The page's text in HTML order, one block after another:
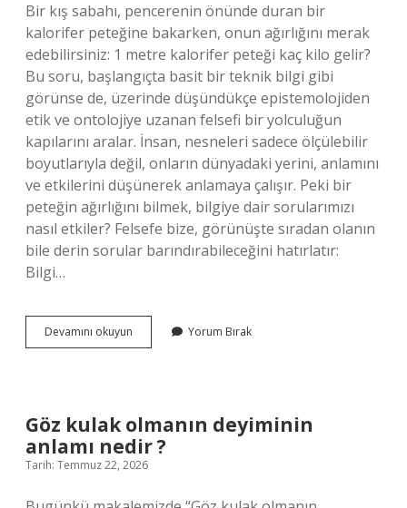
Bir kış sabahı, pencerenin önünde duran bir
kalorifer peteğine bakarken, onun ağırlığını merak
edebilirsiniz: 1 metre kalorifer peteği kaç kilo gelir?
Bu soru, başlangıçta basit bir teknik bilgi gibi
görünse de, üzerinde düşündükçe epistemolojiden
etik ve ontolojiye uzanan felsefi bir yolculuğun
kapılarını aralar. İnsan, nesneleri sadece ölçülebilir
boyutlarıyla değil, onların dünyadaki yerini, anlamını
ve etkilerini düşünerek anlamaya çalışır. Peki bir
peteğin ağırlığını bilmek, bilgiye dair sorularımızı
nasıl etkiler? Felsefe bize, görünüşte sıradan olanın
bile derin sorular barındırabileceğini hatırlatır:
Bilgi…
Devamını okuyun
metre
gelir
?
Yorum Bırak
Göz kulak olmanın deyiminin
anlamı nedir ?
Tarih: Temmuz 22, 2026